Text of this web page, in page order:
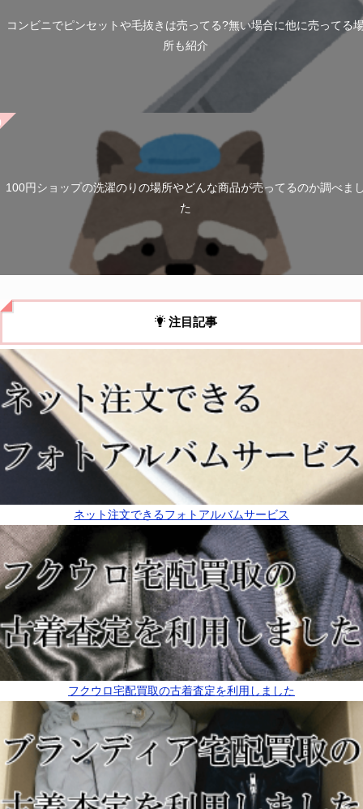
コンビニでピンセットや毛抜きは売ってる?無い場合に他に売ってる
所も紹介
100円ショップの洗濯のりの場所やどんな商品が売ってるのか調べま
た
注目記事
ネット注文できるフォトアルバムサービス
フクウロ宅配買取の古着査定を利用しました